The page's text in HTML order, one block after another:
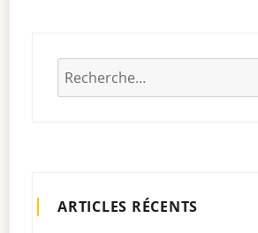
Recherche
pour
ARTICLES RÉCENTS